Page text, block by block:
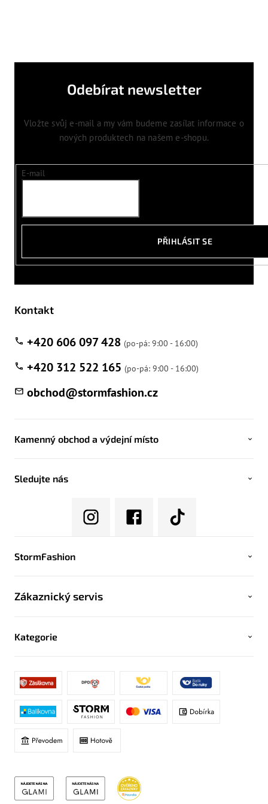
Odebírat newsletter
Vložte svůj e-mail a my vám budeme zasílat informace o
nových produktech na našem e-shopu.
E-mail
PŘIHLÁSIT SE
Kontakt
obchod@stormfashion.cz
+420 606 097 428
+420 312 522 165
Kamenný obchod a výdejní místo
Sledujte nás
StormFashion
Zákaznický servis
Kategorie